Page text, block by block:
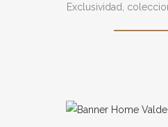
Exclusividad,